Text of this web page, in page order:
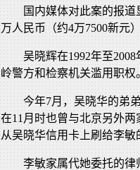
国内媒体对此案的报
万人民币（约4万7500新元
吴晓辉在1992年至
岭警方和检察机关滥用职权
今年7月，吴晓华的弟
在11月时也曾与北京另外
从吴晓华信用卡上刷给李
李敏家属代她委托的